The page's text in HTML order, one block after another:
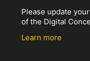
Please update
of the Digital
Learn more